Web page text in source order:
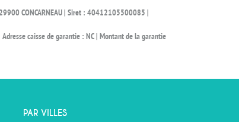
CONCARNEAU | Siret : 40412105500085 |
caisse de garantie : NC | Montant de la garantie
PAR VILLES